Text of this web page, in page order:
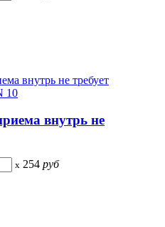
внутрь не
x 254 руб